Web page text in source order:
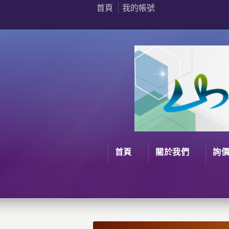
首頁 我的帳號
首頁 關於我們 詢